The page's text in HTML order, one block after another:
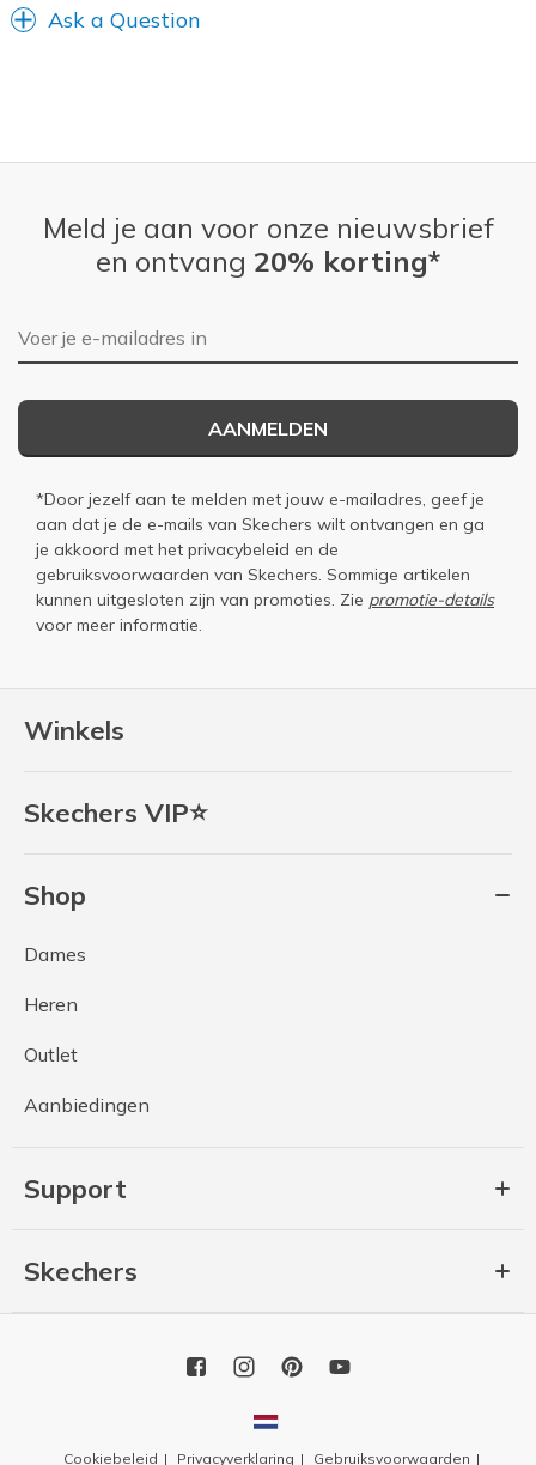
Ask a Question
Winkels
Skechers VIP⭐
Shop
Dames
Heren
Outlet
Aanbiedingen
Support
Skechers
Meld je aan voor onze nieuwsbrief
en ontvang 20% korting*
E-mailadres
AANMELDEN
*Door jezelf aan te melden met jouw e-mailadres, geef je
aan dat je de e-mails van Skechers wilt ontvangen en ga
je akkoord met het privacybeleid en de
gebruiksvoorwaarden van Skechers. Sommige artikelen
kunnen uitgesloten zijn van promoties. Zie promotie-details
voor meer informatie.
Cookiebeleid Privacyverklaring Gebruiksvoorwaarden